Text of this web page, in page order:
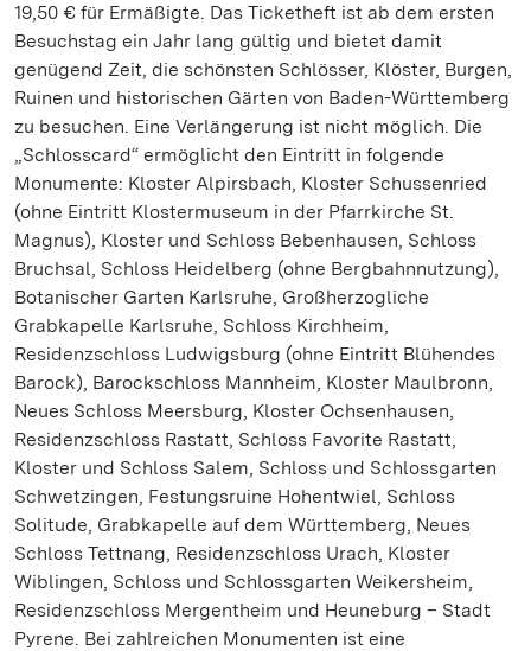
19,50 € für Ermäßigte. Das Ticketheft ist ab dem ersten
Besuchstag ein Jahr lang gültig und bietet damit
genügend Zeit, die schönsten Schlösser, Klöster, Burgen,
Ruinen und historischen Gärten von Baden-Württemberg
zu besuchen. Eine Verlängerung ist nicht möglich. Die
„Schlosscard“ ermöglicht den Eintritt in folgende
Monumente: Kloster Alpirsbach, Kloster Schussenried
(ohne Eintritt Klostermuseum in der Pfarrkirche St.
Magnus), Kloster und Schloss Bebenhausen, Schloss
Bruchsal, Schloss Heidelberg (ohne Bergbahnnutzung),
Botanischer Garten Karlsruhe, Großherzogliche
Grabkapelle Karlsruhe, Schloss Kirchheim,
Residenzschloss Ludwigsburg (ohne Eintritt Blühendes
Barock), Barockschloss Mannheim, Kloster Maulbronn,
Neues Schloss Meersburg, Kloster Ochsenhausen,
Residenzschloss Rastatt, Schloss Favorite Rastatt,
Kloster und Schloss Salem, Schloss und Schlossgarten
Schwetzingen, Festungsruine Hohentwiel, Schloss
Solitude, Grabkapelle auf dem Württemberg, Neues
Schloss Tettnang, Residenzschloss Urach, Kloster
Wiblingen, Schloss und Schlossgarten Weikersheim,
Residenzschloss Mergentheim und Heuneburg – Stadt
Pyrene. Bei zahlreichen Monumenten ist eine